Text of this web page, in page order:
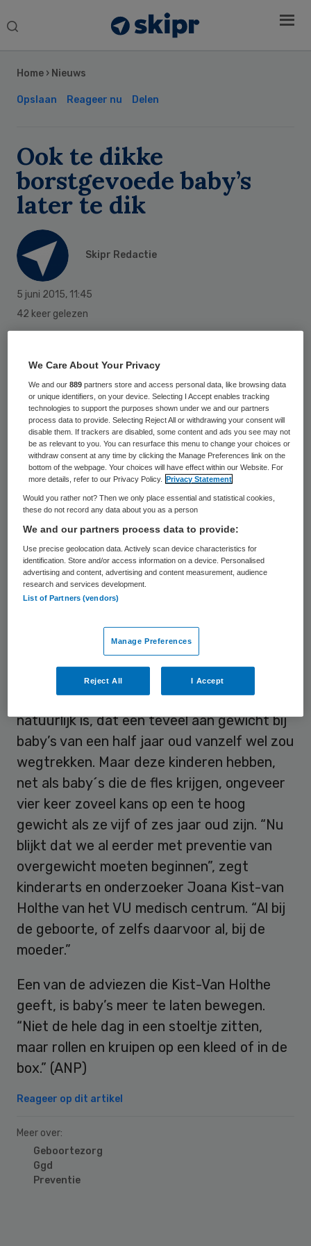
Search
Home › Nieuws
Opslaan Reageer nu Delen
Ook te dikke
borstgevoede baby’s
later te dik
Skipr Redactie
5 juni 2015, 11:45
42 keer gelezen
krijgen, lopen een groter risico op
overgewicht als ze vijf of zes jaar oud zijn.
Eerst werd gedacht dat dit alleen zo was
bij baby’s die flesvoeding kregen.
Onderzoekers van de ABCD-studie in
Amsterdam zijn hierachter gekomen.
In de ABCD-studie (Amsterdam Born
Children and their Development) worden
ongeveer 8000 kinderen gevolgd. De studie
is in 2003 begonnen. Voor het onderzoek
naar overgewicht bij baby’s zijn de
Preventie
Eerder werd gedacht dat borstvoeding zo
natuurlijk is, dat een teveel aan gewicht bij
baby’s van een half jaar oud vanzelf wel zou
wegtrekken. Maar deze kinderen hebben,
net als baby´s die de fles krijgen, ongeveer
vier keer zoveel kans op een te hoog
gewicht als ze vijf of zes jaar oud zijn. “Nu
blijkt dat we al eerder met preventie van
overgewicht moeten beginnen”, zegt
kinderarts en onderzoeker Joana Kist-van
Holthe van het VU medisch centrum. “Al bij
de geboorte, of zelfs daarvoor al, bij de
moeder.”
Een van de adviezen die Kist-Van Holthe
geeft, is baby’s meer te laten bewegen.
“Niet de hele dag in een stoeltje zitten,
maar rollen en kruipen op een kleed of in de
box.” (ANP)
Reageer op dit artikel
Meer over:
Geboortezorg
Ggd
Preventie
Sidebar
We Care About Your Privacy
We and our889 partners store and access personal data, like browsing data
or unique identifiers, on your device. Selecting I Accept enables tracking
technologies to support the purposes shown under we and our partners
process data to provide. Selecting Reject All or withdrawing your consent will
disable them. If trackers are disabled, some content and ads you see may not
be as relevant to you. You can resurface this menu to change your choices or
withdraw consent at any time by clicking the Manage Preferences link on the
bottom of the webpage. Your choices will have effect within our Website. For
more details, refer to our Privacy Policy.
Privacy Statement
Would you rather not? Then we only place essential and statistical cookies,
these do not record any data about you as a person
We and our partners process data to provide:
Use precise geolocation data. Actively scan device characteristics for
identification. Store and/or access information on a device. Personalised
advertising and content, advertising and content measurement, audience
research and services development.
List of Partners (vendors)
Manage Preferences
Reject All I Accept